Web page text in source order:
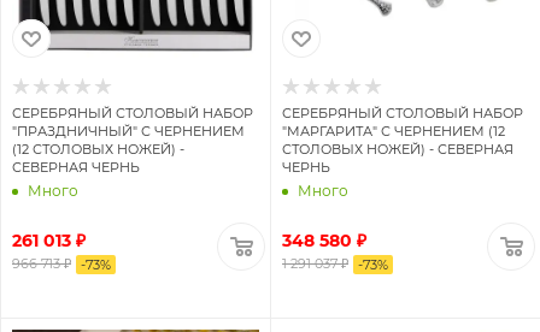
СЕРЕБРЯНЫЙ СТОЛОВЫЙ НАБОР
"ПРАЗДНИЧНЫЙ" С ЧЕРНЕНИЕМ
(12 СТОЛОВЫХ НОЖЕЙ) -
СЕВЕРНАЯ ЧЕРНЬ
Много
261 013 ₽
966 713 ₽ -73%
СЕРЕБРЯНЫЙ СТОЛОВЫЙ НАБОР
"МАРГАРИТА" С ЧЕРНЕНИЕМ (12
СТОЛОВЫХ НОЖЕЙ) - СЕВЕРНАЯ
ЧЕРНЬ
Много
348 580 ₽
1 291 037 ₽ -73%